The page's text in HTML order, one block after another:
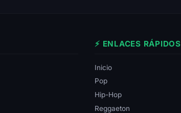
⚡ ENLACES RÁPIDOS
Inicio
Pop
Hip-Hop
Reggaeton